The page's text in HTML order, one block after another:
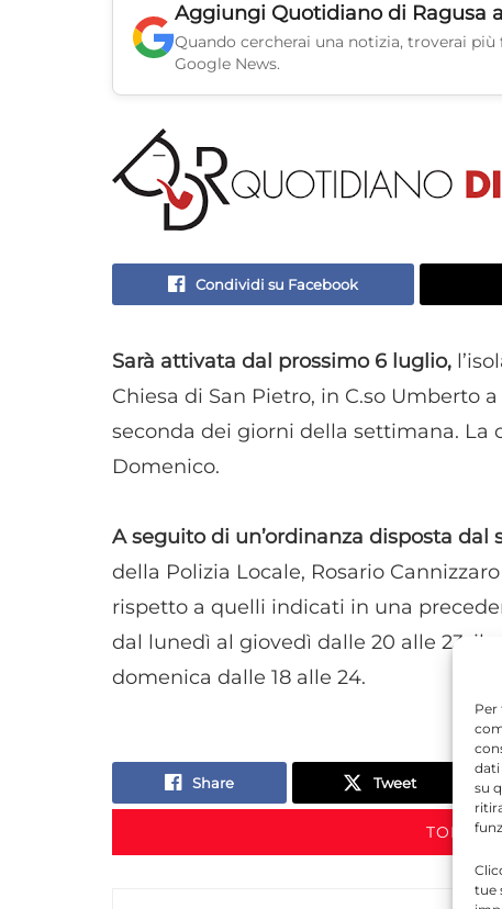
Per
dati
su
tue
Aggiungi Quotidiano di Ragusa
Quando cercherai una notizia, troverai
Google News.
Condividi su Facebook
Sarà attivata dal prossimo 6 luglio,
Chiesa di San Pietro, in C.so Umberto
seconda dei giorni della settimana. La
Domenico.
A seguito di un’ordinanza disposta dal
della Polizia Locale, Rosario
rispetto a quelli indicati in una
dal lunedì al giovedì dalle 20 alle 23; il
domenica dalle 18 alle 24.
Share Tweet
TORNA